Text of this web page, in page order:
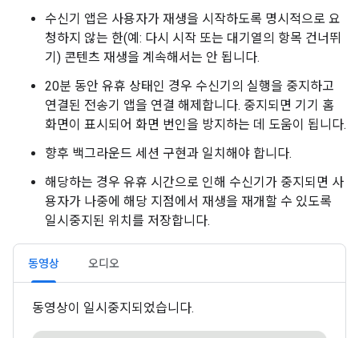
수신기 앱은 사용자가 재생을 시작하도록 명시적으로 요
청하지 않는 한(예: 다시 시작 또는 대기열의 항목 건너뛰
기) 콘텐츠 재생을 계속해서는 안 됩니다.
20분 동안 유휴 상태인 경우 수신기의 실행을 중지하고
연결된 전송기 앱을 연결 해제합니다. 중지되면 기기 홈
화면이 표시되어 화면 번인을 방지하는 데 도움이 됩니다.
향후 백그라운드 세션 구현과 일치해야 합니다.
해당하는 경우 유휴 시간으로 인해 수신기가 중지되면 사
용자가 나중에 해당 지점에서 재생을 재개할 수 있도록
일시중지된 위치를 저장합니다.
동영상 오디오
동영상이 일시중지되었습니다.